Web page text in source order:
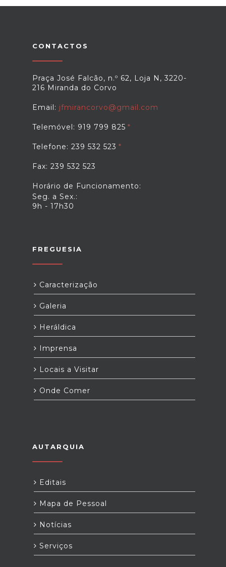
CONTACTOS
Praça José Falcão, n.º 62, Loja N, 3220-
216 Miranda do Corvo
Email: jfmirancorvo@gmail.com
Telemóvel: 919 799 825
Telefone: 239 532 523
Fax: 239 532 523
Horário de Funcionamento:
Seg. a Sex.:
9h - 17h30
FREGUESIA
Caracterização
Galeria
Heráldica
Imprensa
Locais a Visitar
Onde Comer
AUTARQUIA
Editais
Mapa de Pessoal
Notícias
Serviços